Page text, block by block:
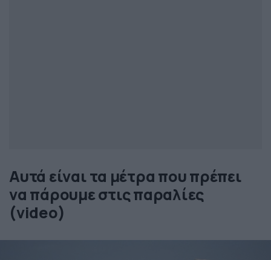
Αυτά είναι τα μέτρα που πρέπει
να πάρουμε στις παραλίες
(video)